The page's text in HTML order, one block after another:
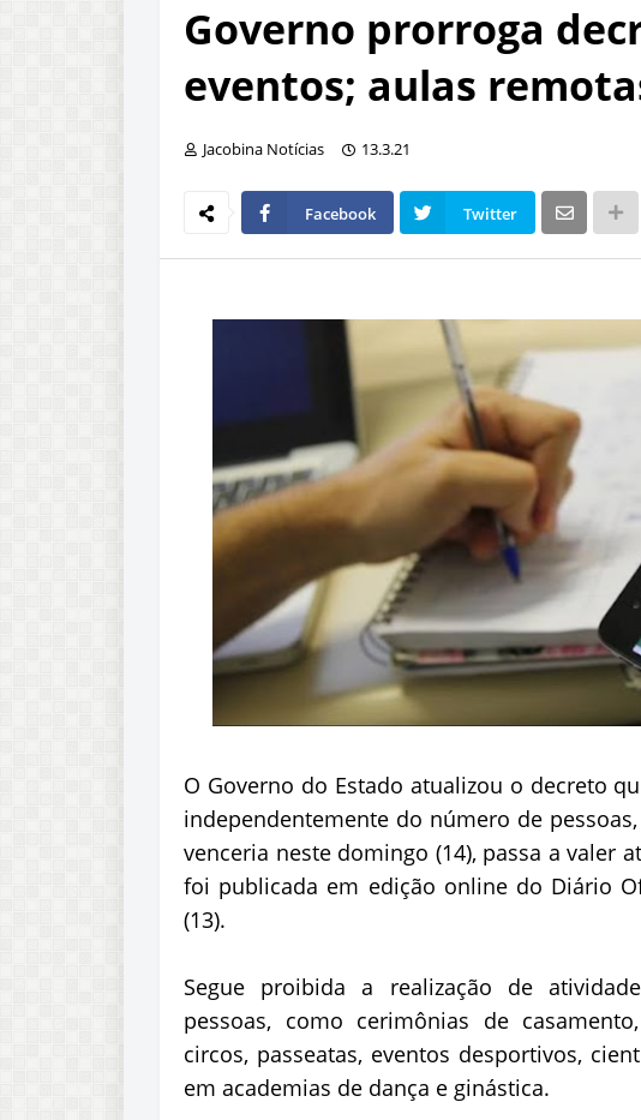
Governo prorroga
eventos; aulas
Jacobina Notícias 13.3.21
Facebook Twitter
O Governo do Estado atualizou o decreto
independentemente do número de
venceria neste domingo (14), passa a valer
foi publicada em edição online do Diário
(13).
Segue proibida a realização de
pessoas, como cerimônias de
circos, passeatas, eventos desportivos,
em academias de dança e ginástica.